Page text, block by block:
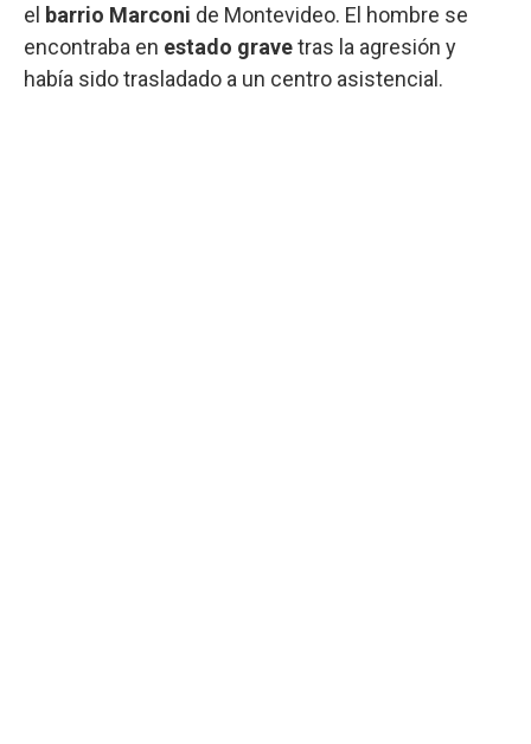
el barrio Marconi de Montevideo. El hombre se
encontraba en estado gravetras la agresión y
había sido trasladado a un centro asistencial.